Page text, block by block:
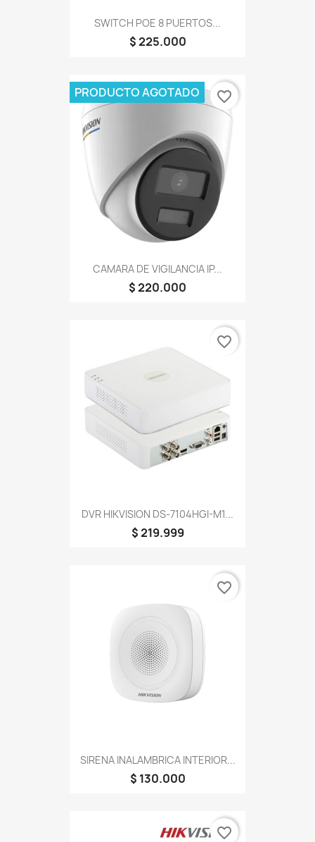
SWITCH POE 8 PUERTOS...
$ 225.000
CAMARA DE VIGILANCIA IP...
$ 220.000
PRODUCTO AGOTADO favorite_border
DVR HIKVISION DS-7104HGI-M1...
$ 219.999
favorite_border
SIRENA INALAMBRICA INTERIOR...
$ 130.000
favorite_border
favorite_border